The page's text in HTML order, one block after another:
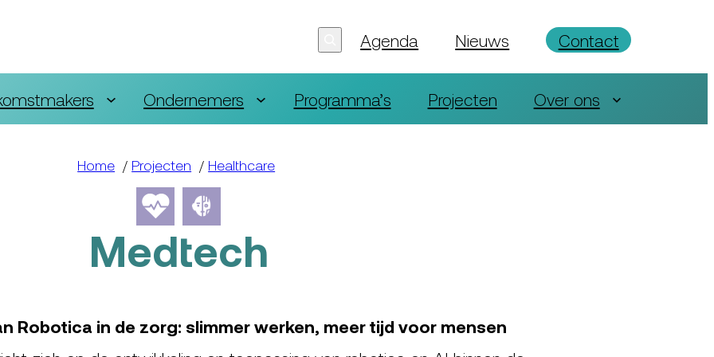
Agenda Nieuws Contact
Ondernemers Programma’s Projecten Over ons
Home / Projecten / Healthcare
Medtech
Robotica in de zorg: slimmer werken, meer tijd voor mensen